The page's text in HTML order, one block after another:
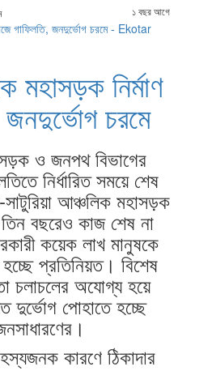
১ বছর আগে
মহাসড়ক নির্মাণ
চরমে
ও জনপথ বিভাগের
নির্ধারিত সময়ে শেষ
সাটুরিয়া আঞ্চলিক মহাসড়ক
তিন বছরেও কাজ শেষ না
কয়েক লাখ মানুষকে
প্রতিনিয়ত। বিশেষ
চলাচলের অযোগ্য হয়ে
দুর্ভোগ পোহাতে হচ্ছে
কারণে ঠিকাদার